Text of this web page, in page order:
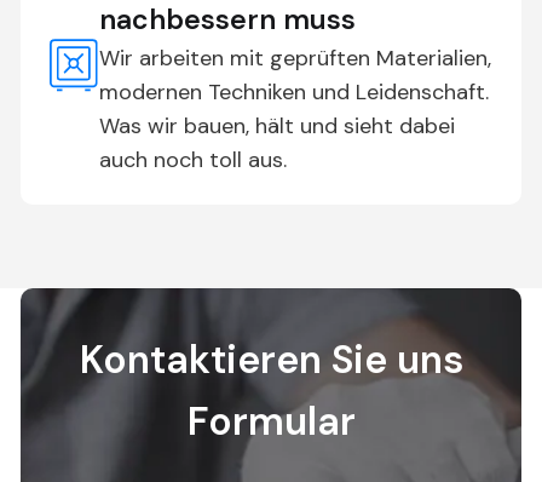
nachbessern muss
Wir arbeiten mit geprüften Materialien,
modernen Techniken und Leidenschaft.
Was wir bauen, hält und sieht dabei
auch noch toll aus.
Kontaktieren Sie uns
Formular